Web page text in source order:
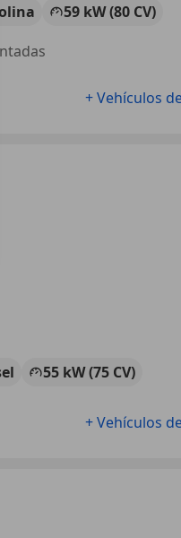
59 kW (80 CV)
+ Vehículos
55 kW (75 CV)
+ Vehículos